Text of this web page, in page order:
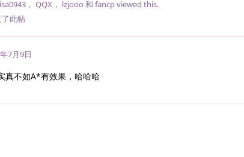
， QQX ， lzjooo 和 fancpviewed this.
了此帖
7月9日
真不如A*有效果，哈哈哈